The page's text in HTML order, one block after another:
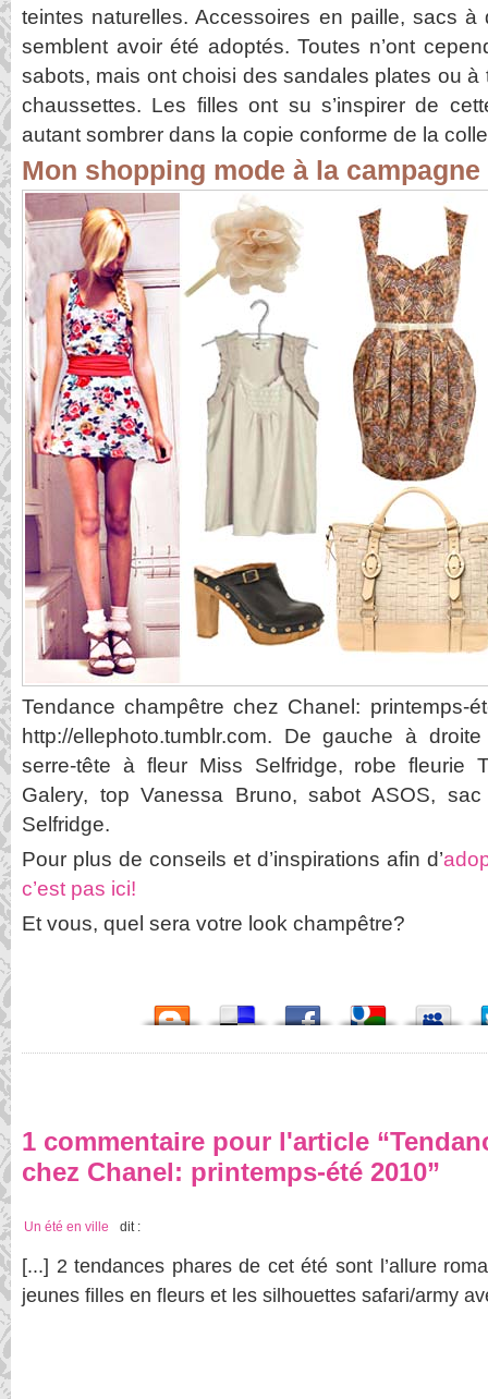
teintes naturelles. Accessoires en paille, sacs
semblent avoir été adoptés. Toutes n’ont
sabots, mais ont choisi des sandales plates ou
chaussettes. Les filles ont su s’inspirer de
autant sombrer dans la copie conforme de la
Mon shopping mode à la campagne
Tendance champêtre chez Chanel: printemps-
http://ellephoto.tumblr.com. De gauche à
serre-tête à fleur Miss Selfridge, robe fleurie
Galery, top Vanessa Bruno, sabot ASOS,
Selfridge.
Pour plus de conseils et d’inspirations afin d’
c’est pas ici!
Et vous, quel sera votre look champêtre?
1 commentaire pour l'article
chez Chanel: printemps-été 2010”
Un été en ville dit :
[...] 2 tendances phares de cet été sont l’allure
jeunes filles en fleurs et les silhouettes safari/army